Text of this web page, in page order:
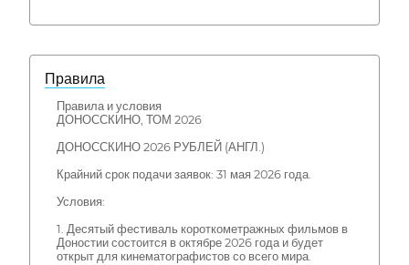
Правила
Правила и условия
ДОНОССКИНО, ТОМ 2026
ДОНОССКИНО 2026 РУБЛЕЙ (АНГЛ.)
Крайний срок подачи заявок: 31 мая 2026 года.
Условия:
1. Десятый фестиваль короткометражных фильмов в
Доностии состоится в октябре 2026 года и будет
открыт для кинематографистов со всего мира.